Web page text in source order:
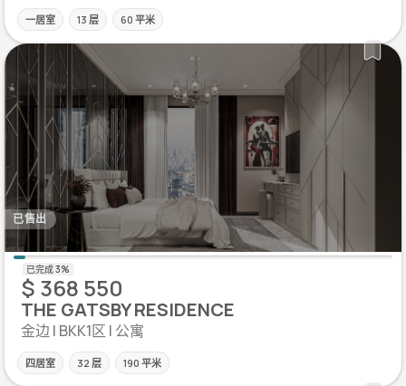
一居室 13 层 60 平米
已售出
$ 368 550
THE GATSBY RESIDENCE
金边 | BKK1区 | 公寓
四居室 32 层 190 平米